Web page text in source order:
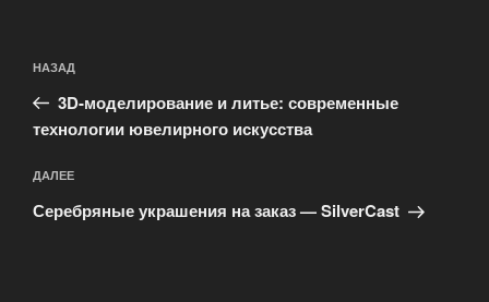
по
записям
Предыдущая
запись:
НАЗАД
3D-моделирование и литье: современные
технологии ювелирного искусства
Следующая
запись
ДАЛЕЕ
Серебряные украшения на заказ — SilverCast